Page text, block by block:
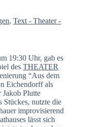
, Text - Theater -
19:30 Uhr, gab es
des THEATER
“Aus dem
Eichendorff als
Jakob Plutte
Stückes, nutzte die
improvisierend
lässt sich